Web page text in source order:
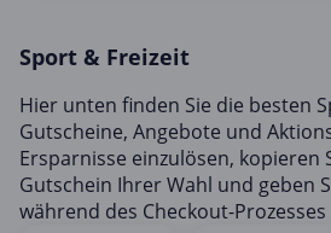
Mode & Accessoires
Shopping
Sonstiges
Sport & Freizeit
Urlaub & Reise
Sport & Freizeit
Hier unten finden Sie die besten
Gutscheine, Angebote und
Ersparnisse einzulösen, kopieren
Gutschein Ihrer Wahl und geben
während des Checkout-